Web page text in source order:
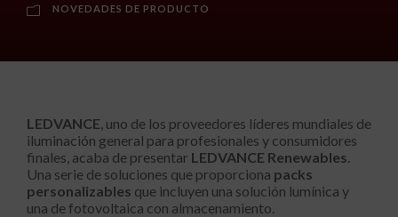
NOVEDADES DE PRODUCTO
LEDVANCE, uno de los proveedores líderes mundiales de
iluminación general para profesionales y consumidores
finales, acaba de presentar LEDVANCE Renewables.
Una serie de soluciones que proporciona packs
personalizables que incluyen una solución lumínica y
una de fotovoltaica con almacenamiento.